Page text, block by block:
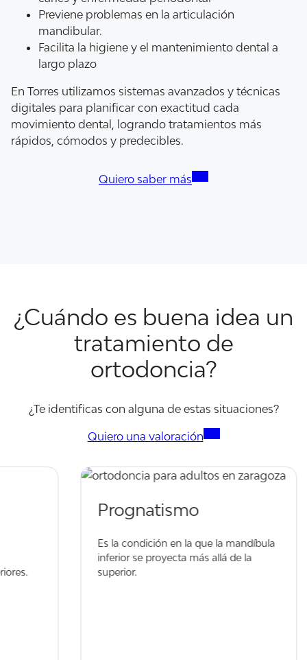
Previene problemas en la articulación
mandibular.
Facilita la higiene y el mantenimiento dental a
largo plazo
En Torres utilizamos sistemas avanzados y técnicas
digitales para planificar con exactitud cada
movimiento dental, logrando tratamientos más
rápidos, cómodos y predecibles.
Quiero saber más
¿Cuándo es buena idea un
tratamiento de
ortodoncia?
¿Te identificas con alguna de estas situaciones?
Quiero una valoración
Prognatismo
Es la condición en la que la mandíbula
inferior se proyecta más allá de la
superior.